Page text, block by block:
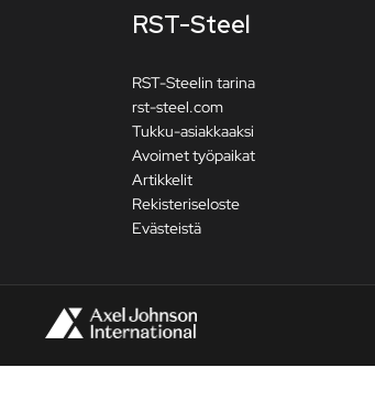
RST-Steel
RST-Steelin tarina
rst-steel.com
Tukku-asiakkaaksi
Avoimet työpaikat
Artikkelit
Rekisteriseloste
Evästeistä